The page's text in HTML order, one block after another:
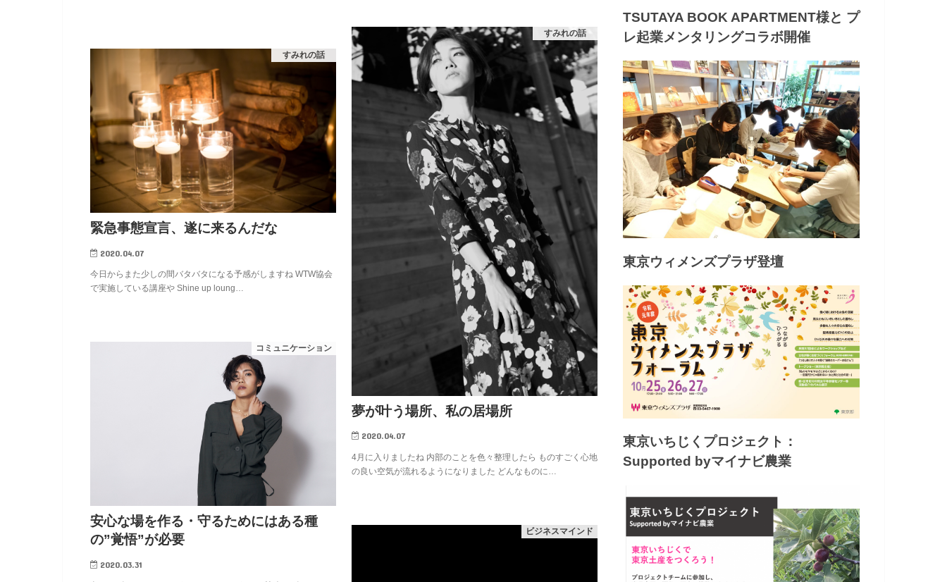
すみれの話
夢が叶う場所、私の居場所
2020.04.07
4月に入りましたね 内部のことを色々整理したら ものすごく心地
の良い空気が流れるようになりました どんなものに…
すみれの話
緊急事態宣言、遂に来るんだな
2020.04.07
今日からまた少しの間バタバタになる予感がしますね WTW協会
で実施している講座や Shine up loung…
コミュニケーション
安心な場を作る・守るためにはある種
の”覚悟”が必要
2020.03.31
ビジネスマインド
TSUTAYA BOOK APARTMENT様と プ
レ起業メンタリングコラボ開催
東京ウィメンズプラザ登壇
東京いちじくプロジェクト：
Supported byマイナビ農業